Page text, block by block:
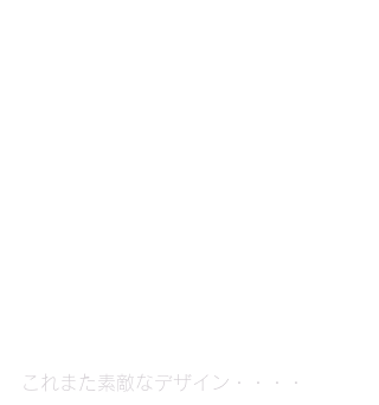
これまた素敵なデザイン・・・・